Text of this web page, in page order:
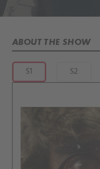
ABOUT THE SHOW
S1 S2